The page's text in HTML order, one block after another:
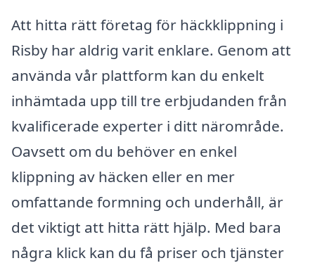
Att hitta rätt företag för häckklippning i
Risby har aldrig varit enklare. Genom att
använda vår plattform kan du enkelt
inhämtada upp till tre erbjudanden från
kvalificerade experter i ditt närområde.
Oavsett om du behöver en enkel
klippning av häcken eller en mer
omfattande formning och underhåll, är
det viktigt att hitta rätt hjälp. Med bara
några klick kan du få priser och tjänster